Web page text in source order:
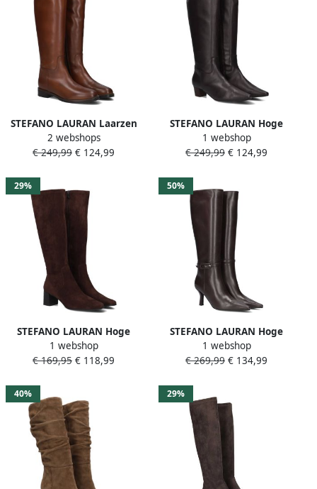
STEFANO LAURAN Laarzen
Dames 2048 Maat: 42
Materiaal: Leer Kleur:
2 webshops
€ 249,99 € 124,99
STEFANO LAURAN Hoge
Laarzen Dames 010-290
Maat: 41 Materiaal: Leer
1 webshop
€ 249,99 € 124,99
29%
STEFANO LAURAN Hoge
Laarzen Dames 25547 Maat:
39 Materiaal: Suède Kleur:
1 webshop
€ 169,95 € 118,99
50%
STEFANO LAURAN Hoge
Laarzen Dames Penny3
Maat: 40 Materiaal: Leer
1 webshop
€ 269,99 € 134,99
40% 29%